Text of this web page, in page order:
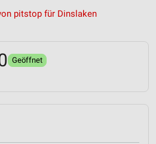
pitstop für Dinslaken
Geöffnet